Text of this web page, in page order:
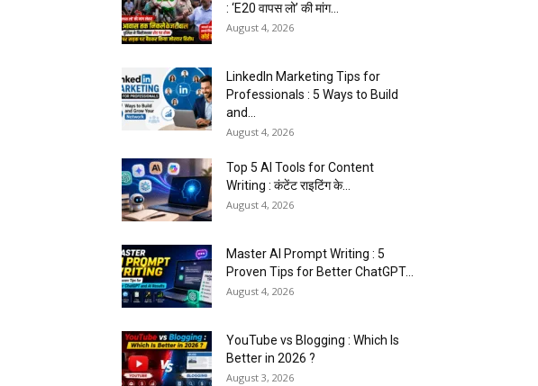
: ‘E20 वापस लो’ की मांग...
August 4, 2026
LinkedIn Marketing Tips for
Professionals : 5 Ways to Build
and...
August 4, 2026
Top 5 AI Tools for Content
Writing : कंटेंट राइटिंग के...
August 4, 2026
Master AI Prompt Writing : 5
Proven Tips for Better ChatGPT...
August 4, 2026
YouTube vs Blogging : Which Is
Better in 2026 ?
August 3, 2026